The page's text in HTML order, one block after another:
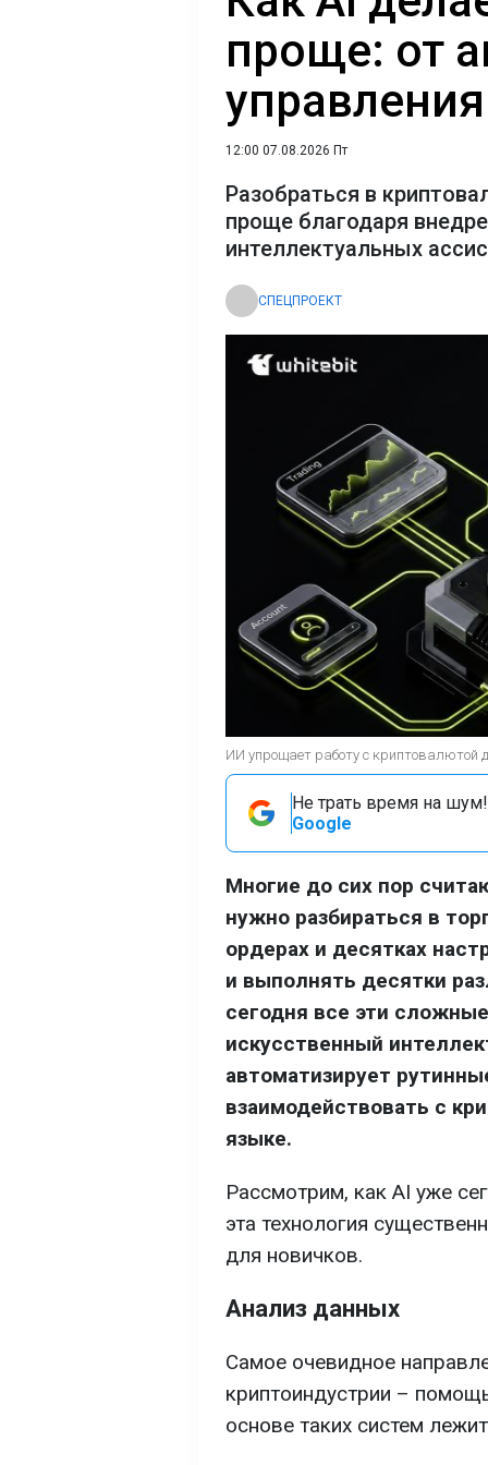
проще: от
12:00 07.08.2026 Пт
Разобраться в
проще благодаря
интеллектуальных
СПЕЦПРОЕКТ
ИИ упрощает работу с
Не трать время на
Google
Многие до сих пор
нужно разбираться в
ордерах и десятках
и выполнять десятки
сегодня все эти
искусственный
автоматизирует
взаимодействовать с
языке.
Рассмотрим, как AI уже
эта технология
для новичков.
Анализ данных
Самое очевидное
криптоиндустрии –
основе таких систем